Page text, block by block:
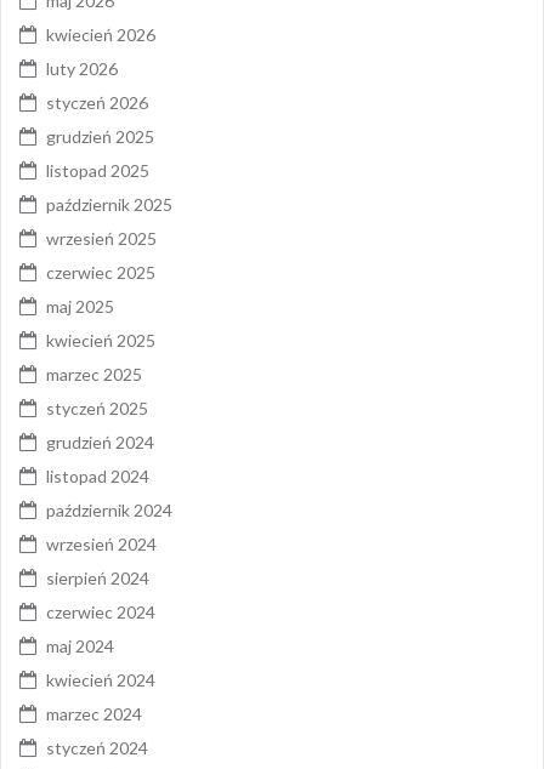
kwiecień 2026
luty 2026
styczeń 2026
grudzień 2025
listopad 2025
październik 2025
wrzesień 2025
czerwiec 2025
maj 2025
kwiecień 2025
marzec 2025
styczeń 2025
grudzień 2024
listopad 2024
październik 2024
wrzesień 2024
sierpień 2024
czerwiec 2024
maj 2024
kwiecień 2024
marzec 2024
styczeń 2024